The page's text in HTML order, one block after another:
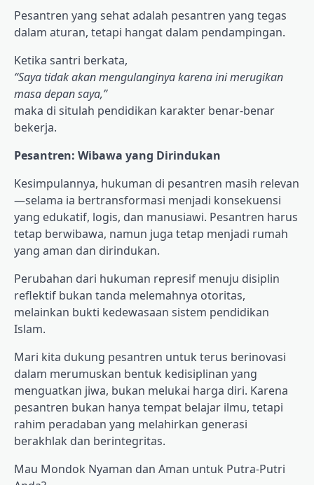
Pesantren yang sehat adalah pesantren yang tegas
dalam aturan, tetapi hangat dalam pendampingan.
Ketika santri berkata,
“Saya tidak akan mengulanginya karena ini merugikan
masa depan saya,”
maka di situlah pendidikan karakter benar-benar
bekerja.
Pesantren: Wibawa yang Dirindukan
Kesimpulannya, hukuman di pesantren masih relevan
—selama ia bertransformasi menjadi konsekuensi
yang edukatif, logis, dan manusiawi. Pesantren harus
tetap berwibawa, namun juga tetap menjadi rumah
yang aman dan dirindukan.
Perubahan dari hukuman represif menuju disiplin
reflektif bukan tanda melemahnya otoritas,
melainkan bukti kedewasaan sistem pendidikan
Islam.
Mari kita dukung pesantren untuk terus berinovasi
dalam merumuskan bentuk kedisiplinan yang
menguatkan jiwa, bukan melukai harga diri. Karena
pesantren bukan hanya tempat belajar ilmu, tetapi
rahim peradaban yang melahirkan generasi
berakhlak dan berintegritas.
Mau Mondok Nyaman dan Aman untuk Putra-Putri